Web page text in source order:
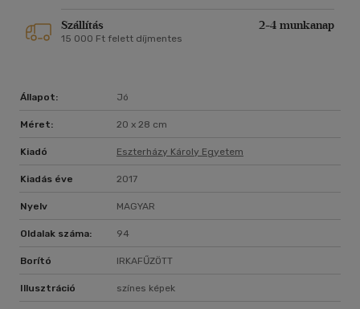
Szállítás 2-4 munkanap
15 000 Ft felett díjmentes
Állapot: Jó
Méret: 20 x 28 cm
Kiadó Eszterházy Károly Egyetem
Kiadás éve 2017
Nyelv MAGYAR
Oldalak száma: 94
Borító IRKAFŰZÖTT
Illusztráció színes képek